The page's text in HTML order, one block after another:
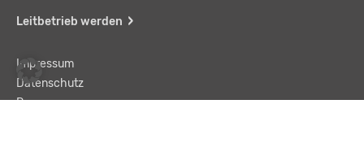
Leitbetrieb werden
Impressum
Datenschutz
Presse